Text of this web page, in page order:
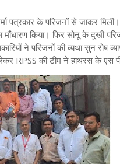
पत्रकार के परिजनों से जाकर
किया। फिर सोनू के दुखी
ने परिजनों की व्यथा सुन रोष
RPSS की टीम ने हाथरस के एस पी